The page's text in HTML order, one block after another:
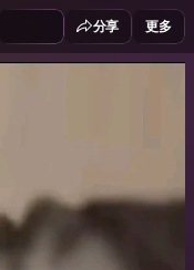
分享 更多